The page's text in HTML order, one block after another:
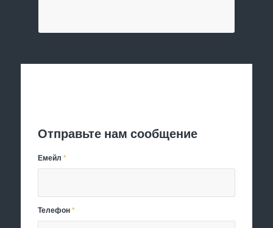
Отправьте нам сообщение
Емейл*
Телефон*